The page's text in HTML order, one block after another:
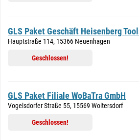
GLS Paket Geschäft Heisenberg
Hauptstraße 114, 15366 Neuenhagen
Geschlossen!
GLS Paket Filiale WoBaTra GmbH
Vogelsdorfer Straße 55, 15569 Woltersdorf
Geschlossen!